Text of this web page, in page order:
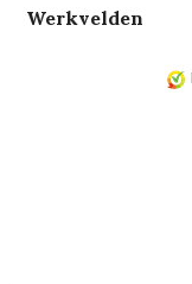
Werkvelden